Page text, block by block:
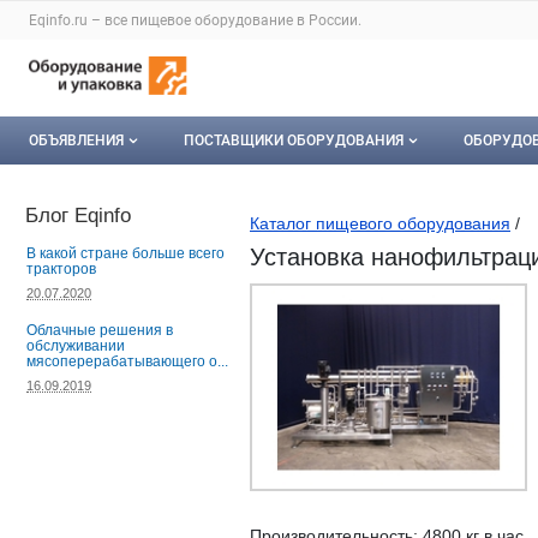
Раздел навигации по сайту eqinfo.ru
Eqinfo.ru – все пищевое оборудование в России.
Авторизация и меню пользователя
Навигация по разделам сайта eqinfo.ru
ОБЪЯВЛЕНИЯ
Мои объявления
ПОСТАВЩИКИ ОБОРУДОВАНИЯ
Каталог компаний
Каталог пищевого оборудования /
Установка
Блог Eqinfo
В какой стране больше всего
тракторов
20.07.2020
Облачные решения в
обслуживании
мясоперерабатывающего о...
16.09.2019